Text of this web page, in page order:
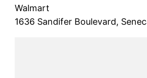
Walmart
1636 Sandifer Boulevard,